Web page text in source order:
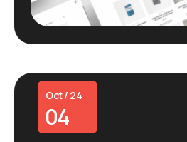
Oct / 24
04